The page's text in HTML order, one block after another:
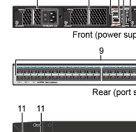
だ
い
ニ